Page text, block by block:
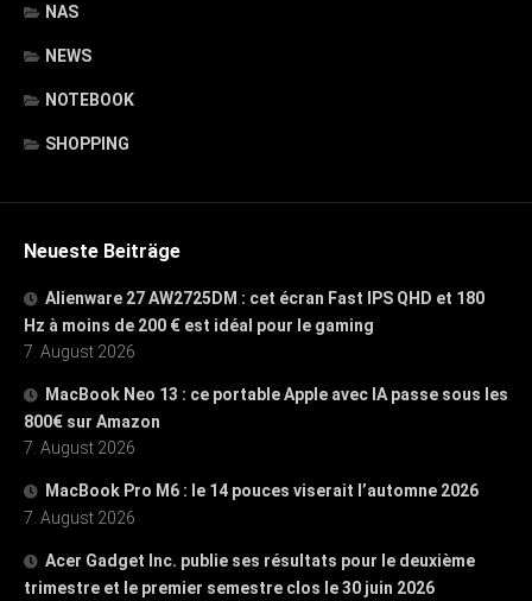
NAS
NEWS
NOTEBOOK
SHOPPING
Neueste Beiträge
Alienware 27 AW2725DM : cet écran Fast IPS QHD et 180
Hz à moins de 200 € est idéal pour le gaming
7. August 2026
MacBook Neo 13 : ce portable Apple avec IA passe sous les
800€ sur Amazon
7. August 2026
MacBook Pro M6 : le 14 pouces viserait l’automne 2026
7. August 2026
Acer Gadget Inc. publie ses résultats pour le deuxième
trimestre et le premier semestre clos le 30 juin 2026